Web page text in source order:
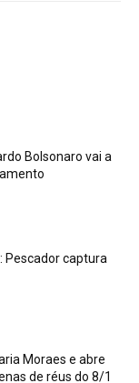
Bolsonaro vai a
Pescador captura
Moraes e abre
de réus do 8/1